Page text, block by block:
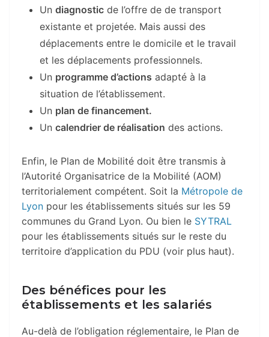
Un diagnostic de l’offre de de transport
existante et projetée. Mais aussi des
déplacements entre le domicile et le travail
et les déplacements professionnels.
Un programme d’actions adapté à la
situation de l’établissement.
Un plan de financement.
Un calendrier de réalisation des actions.
Enfin, le Plan de Mobilité doit être transmis à
l’Autorité Organisatrice de la Mobilité (AOM)
territorialement compétent. Soit la Métropole de
Lyon pour les établissements situés sur les 59
communes du Grand Lyon. Ou bien le SYTRAL
pour les établissements situés sur le reste du
territoire d’application du PDU (voir plus haut).
Des bénéfices pour les
établissements et les salariés
Au-delà de l’obligation réglementaire, le Plan de